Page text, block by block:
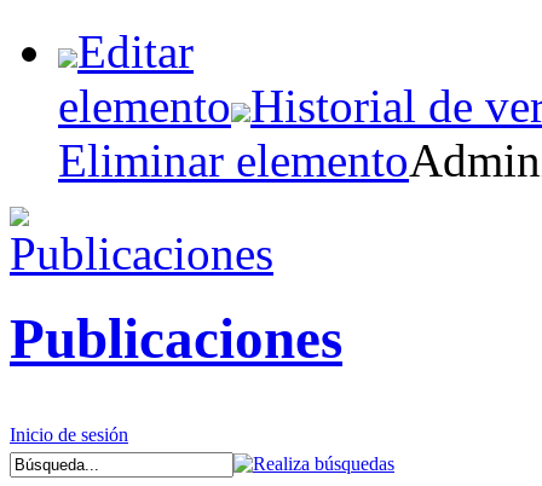
Editar
elemento Historial de
Eliminar elemento
Publicaciones
Inicio de sesión